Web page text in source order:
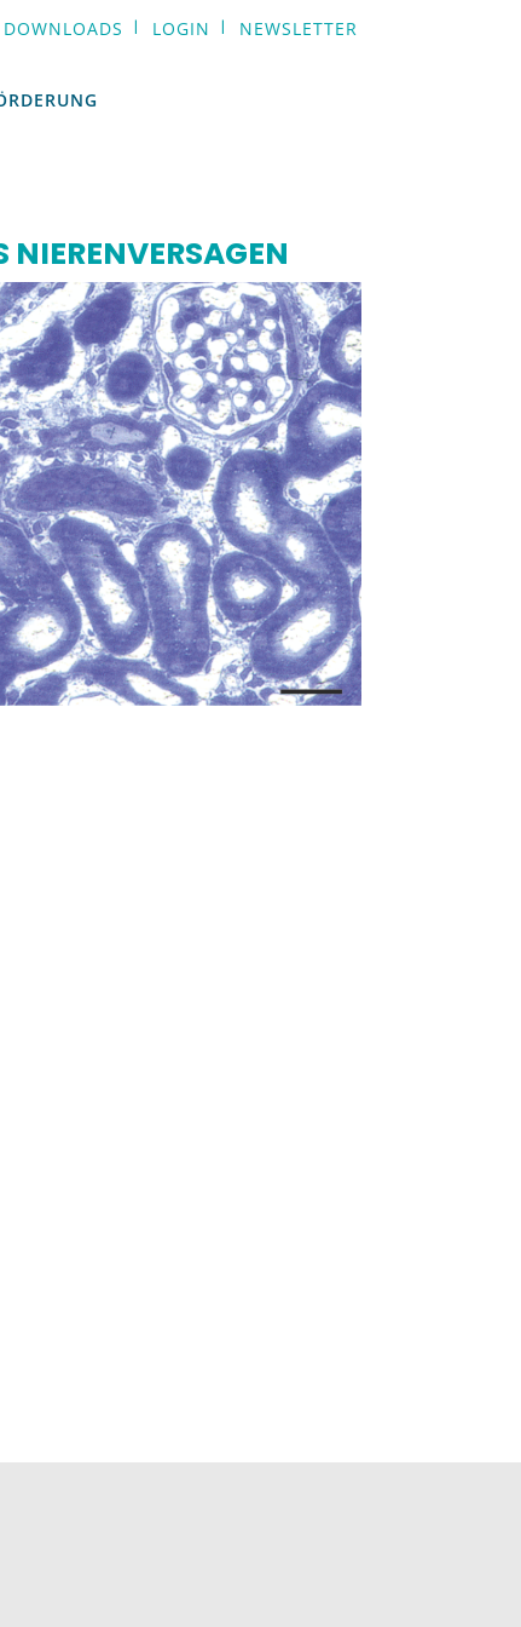
DOWNLOADS LOGIN NEWSLETTER